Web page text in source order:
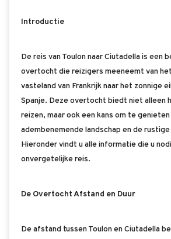
Introductie
De reis van Toulon naar Ciutadella is een
overtocht die reizigers meeneemt van
vasteland van Frankrijk naar het zonnige
Spanje. Deze overtocht biedt niet alleen
reizen, maar ook een kans om te genieten
adembenemende landschap en de
Hieronder vindt u alle informatie die u
onvergetelijke reis.
De Overtocht Afstand en Duur
De afstand tussen Toulon en Ciutadella